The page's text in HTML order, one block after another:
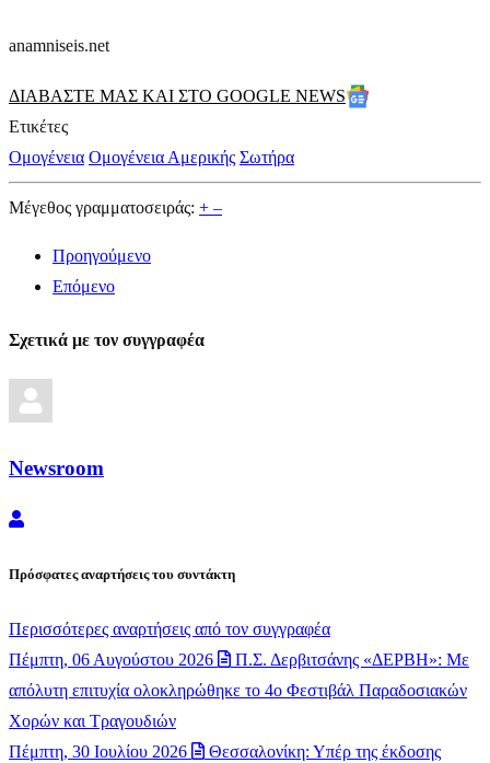
anamniseis.net
ΔΙΑΒΑΣΤΕ ΜΑΣ ΚΑΙ ΣΤΟ GOOGLE NEWS
Ετικέτες
Ομογένεια Ομογένεια Αμερικής Σωτήρα
Μέγεθος γραμματοσειράς: + –
Προηγούμενο
Επόμενο
Σχετικά με τον συγγραφέα
Newsroom
Newsroom
Πρόσφατες αναρτήσεις του συντάκτη
Περισσότερες αναρτήσεις από τον συγγραφέα
Πέμπτη, 06 Αυγούστου 2026
Π.Σ. Δερβιτσάνης «ΔΕΡΒΗ»: Με
απόλυτη επιτυχία ολοκληρώθηκε το 4ο Φεστιβάλ Παραδοσιακών
Χορών και Τραγουδιών
Πέμπτη, 30 Ιουλίου 2026
Θεσσαλονίκη: Υπέρ της έκδοσης